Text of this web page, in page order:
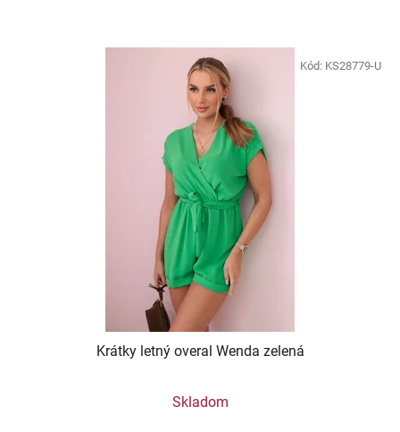
Krátky letný overal Wenda zelená
Skladom
Kód: KS28779-U